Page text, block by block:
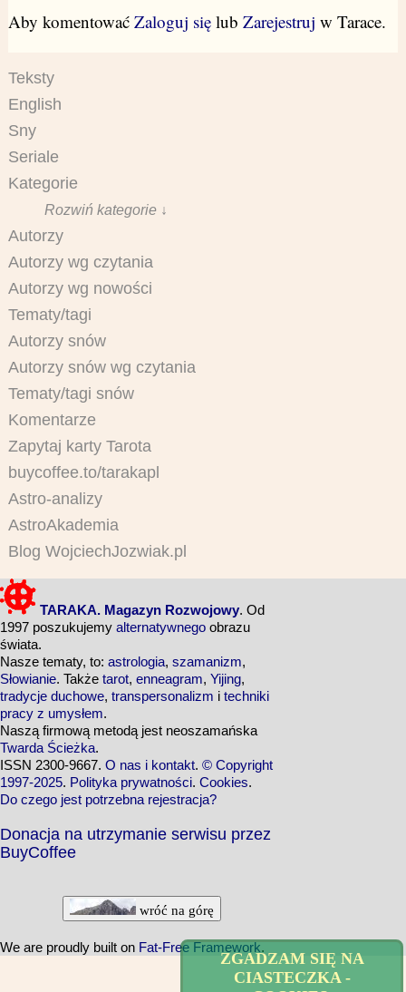
ZGADZAM SIĘ NA
CIASTECZKA -
Aby komentować Zaloguj sięlub Zarejestruj w Tarace.
Teksty
English
Sny
Seriale
Kategorie
Rozwiń kategorie ↓
Autorzy
Autorzy wg czytania
Autorzy wg nowości
Tematy/tagi
Autorzy snów
Autorzy snów wg czytania
Tematy/tagi snów
Komentarze
Zapytaj karty Tarota
buycoffee.to/tarakapl
Astro-analizy
AstroAkademia
Blog WojciechJozwiak.pl
TARAKA. Magazyn Rozwojowy. Od
1997 poszukujemy alternatywnego obrazu
świata.
Nasze tematy, to: astrologia, szamanizm,
Słowianie. Także tarot, enneagram, Yijing,
tradycje duchowe, transpersonalizm i techniki
pracy z umysłem.
Naszą firmową metodą jest neoszamańska
Twarda Ścieżka.
ISSN 2300-9667. O nas i kontakt. © Copyright
1997-2025. Polityka prywatności. Cookies.
Do czego jest potrzebna rejestracja?
Donacja na utrzymanie serwisu przez
BuyCoffee
wróć na górę
We are proudly built on Fat-Free Framework.